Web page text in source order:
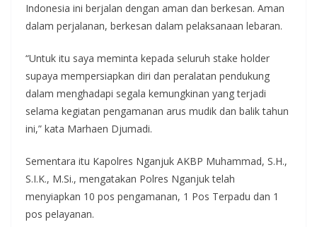
Indonesia ini berjalan dengan aman dan berkesan. Aman
dalam perjalanan, berkesan dalam pelaksanaan lebaran.
“Untuk itu saya meminta kepada seluruh stake holder
supaya mempersiapkan diri dan peralatan pendukung
dalam menghadapi segala kemungkinan yang terjadi
selama kegiatan pengamanan arus mudik dan balik tahun
ini,” kata Marhaen Djumadi.
Sementara itu Kapolres Nganjuk AKBP Muhammad, S.H.,
S.I.K., M.Si., mengatakan Polres Nganjuk telah
menyiapkan 10 pos pengamanan, 1 Pos Terpadu dan 1
pos pelayanan.